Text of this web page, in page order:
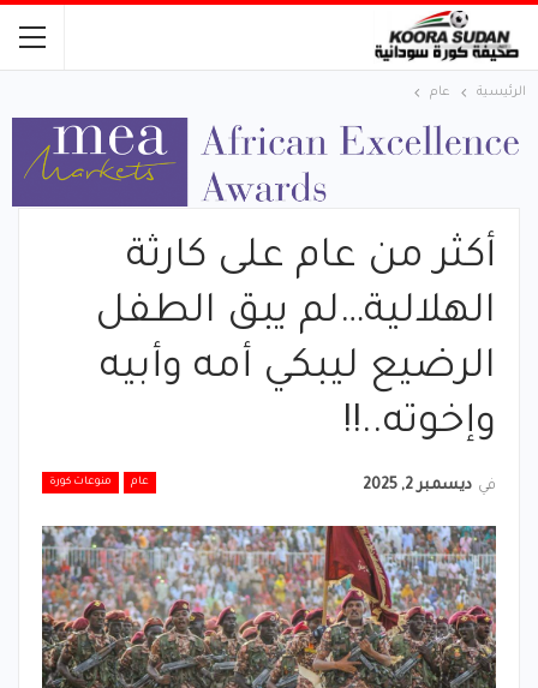
الرئيسية عام
أكثر من عام على كارثة
الهلالية…لم يبق الطفل
الرضيع ليبكي أمه وأبيه
وإخوته..!!
عام منوعات كورة في ديسمبر 2, 2025